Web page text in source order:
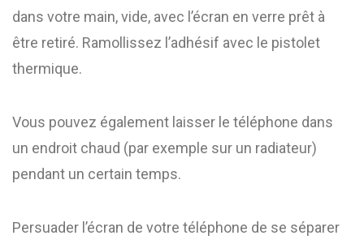
dans votre main, vide, avec l’écran en verre prêt à
être retiré. Ramollissez l’adhésif avec le pistolet
thermique.
Vous pouvez également laisser le téléphone dans
un endroit chaud (par exemple sur un radiateur)
pendant un certain temps.
Persuader l’écran de votre téléphone de se séparer